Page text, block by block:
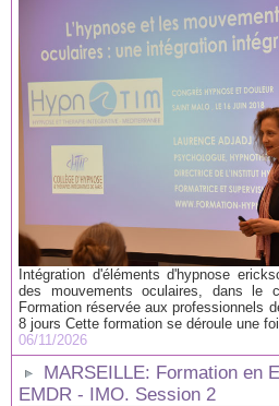
Intégration d'éléments d'hypnose
des mouvements oculaires, dans le
Formation réservée aux professionnels
8 jours Cette formation se déroule une
06/11/2026
MARSEILLE: Formation en
EMDR - IMO. Session 2